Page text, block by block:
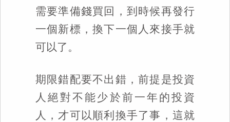
需要準備錢買回，到時候再發行
一個新標，換下一個人來接手就
可以了。
期限錯配要不出錯，前提是投資
人絕對不能少於前一年的投資
人，才可以順利換手了事，這就